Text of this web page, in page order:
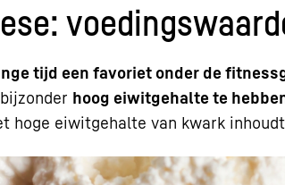
tijd een favoriet onder de
hoog eiwitgehalte te
hoge eiwitgehalte van kwark